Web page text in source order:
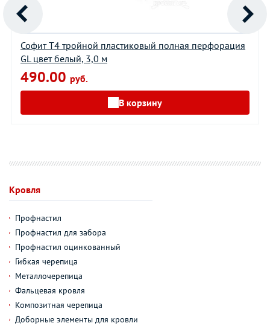
Софит Т4 тройной пластиковый полная перфорация
GL цвет белый, 3,0 м
490.00 руб.
В корзину
Кровля
Профнастил
Профнастил для забора
Профнастил оцинкованный
Гибкая черепица
Металлочерепица
Фальцевая кровля
Композитная черепица
Доборные элементы для кровли